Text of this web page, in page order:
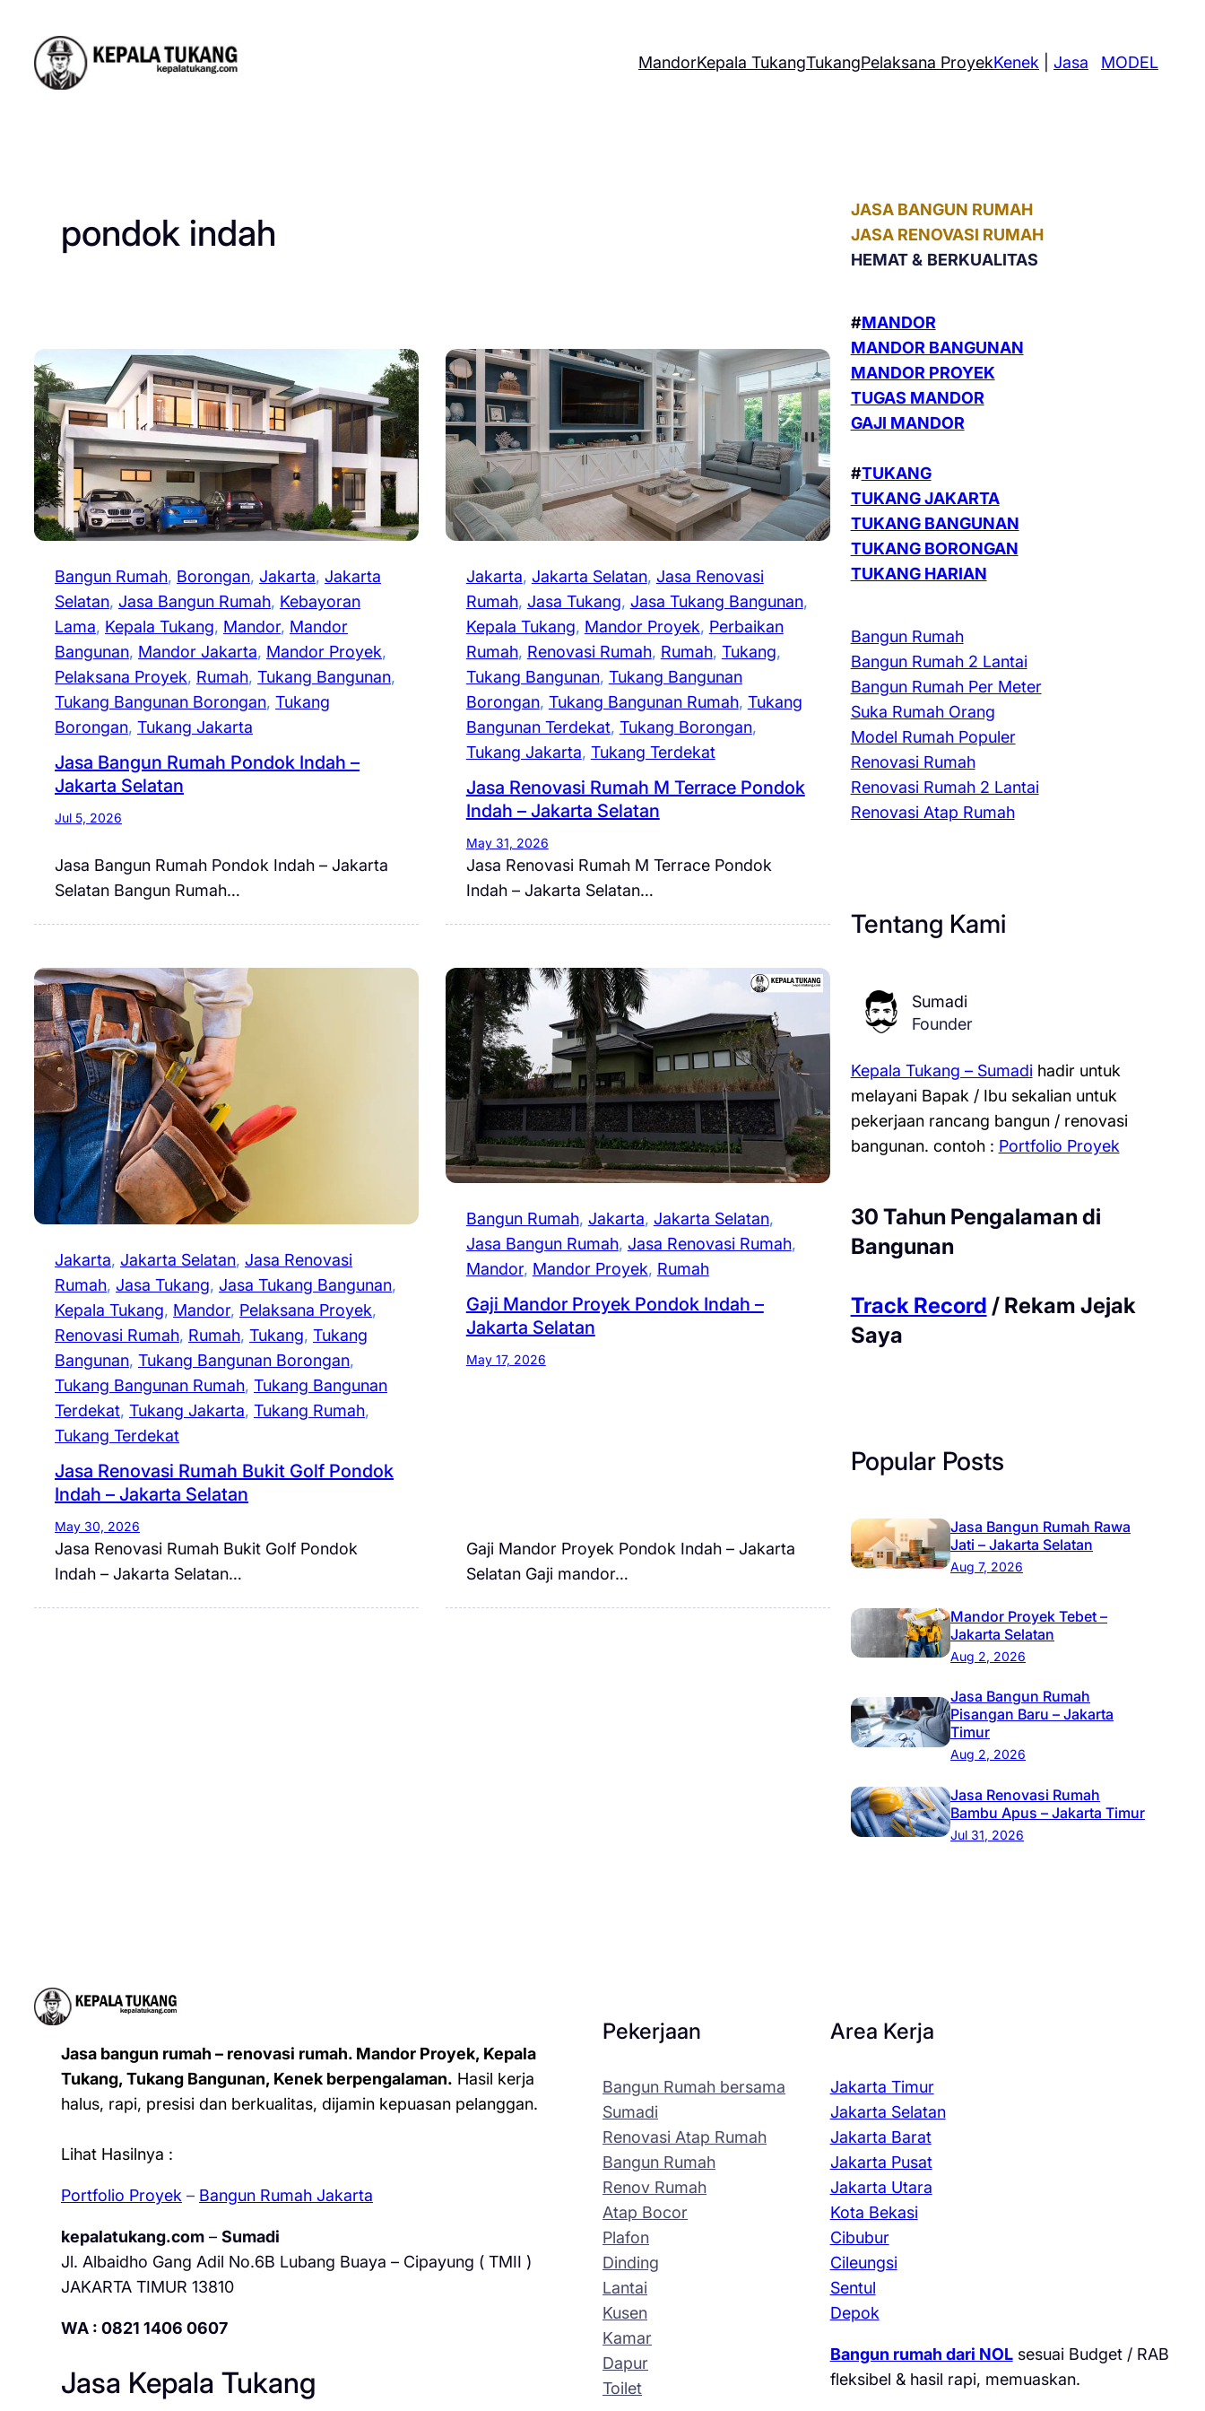
content
MandorKepala TukangTukangPelaksana ProyekKenek |Jasa MODEL
pondok indah
Bangun Rumah, Borongan, Jakarta, Jakarta
Selatan, Jasa Bangun Rumah, Kebayoran
Lama, Kepala Tukang, Mandor, Mandor
Bangunan, Mandor Jakarta, Mandor Proyek
Pelaksana Proyek, Rumah, Tukang Bangunan
Tukang Bangunan Borongan, Tukang
Borongan, Tukang Jakarta
Jasa Bangun Rumah Pondok Indah –
Jakarta Selatan
Jul 5, 2026
Jasa Bangun Rumah Pondok Indah – Jakarta
Selatan Bangun Rumah…
Jakarta, Jakarta Selatan, Jasa Renovasi
Rumah, Jasa Tukang, Jasa Tukang Bangunan
Kepala Tukang, Mandor Proyek, Perbaikan
Rumah, Renovasi Rumah, Rumah, Tukang
Tukang Bangunan, Tukang Bangunan
Borongan, Tukang Bangunan Rumah, Tukang
Bangunan Terdekat, Tukang Borongan
Tukang Jakarta, Tukang Terdekat
Jasa Renovasi Rumah M Terrace Pondok
Indah – Jakarta Selatan
May 31, 2026
Jasa Renovasi Rumah M Terrace Pondok
Indah – Jakarta Selatan…
Jakarta, Jakarta Selatan, Jasa Renovasi
Rumah, Jasa Tukang, Jasa Tukang Bangunan
Kepala Tukang, Mandor, Pelaksana Proyek
Renovasi Rumah, Rumah, Tukang, Tukang
Bangunan, Tukang Bangunan Borongan
Tukang Bangunan Rumah, Tukang Bangunan
Terdekat, Tukang Jakarta, Tukang Rumah
Tukang Terdekat
Jasa Renovasi Rumah Bukit Golf Pondok
Indah – Jakarta Selatan
May 30, 2026
Jasa Renovasi Rumah Bukit Golf Pondok
Indah – Jakarta Selatan…
Bangun Rumah, Jakarta, Jakarta Selatan
Jasa Bangun Rumah, Jasa Renovasi Rumah
Mandor, Mandor Proyek, Rumah
Gaji Mandor Proyek Pondok Indah –
Jakarta Selatan
May 17, 2026
Gaji Mandor Proyek Pondok Indah – Jakarta
Selatan Gaji mandor…
JASA BANGUN RUMAH
JASA RENOVASI RUMAH
HEMAT & BERKUALITAS
#MANDOR
MANDOR BANGUNAN
MANDOR PROYEK
TUGAS MANDOR
GAJI MANDOR
#TUKANG
TUKANG JAKARTA
TUKANG BANGUNAN
TUKANG BORONGAN
TUKANG HARIAN
Bangun Rumah
Bangun Rumah 2 Lantai
Bangun Rumah Per Meter
Suka Rumah Orang
Model Rumah Populer
Renovasi Rumah
Renovasi Rumah 2 Lantai
Renovasi Atap Rumah
Tentang Kami
Sumadi
Founder
Kepala Tukang – Sumadihadir untuk
melayani Bapak / Ibu sekalian untuk
pekerjaan rancang bangun / renovasi
bangunan. contoh : Portfolio Proyek
30 Tahun Pengalaman di
Bangunan
Track Record / Rekam Jejak
Saya
Popular Posts
Jasa Bangun Rumah Rawa
Jati – Jakarta Selatan
Aug 7, 2026
Mandor Proyek Tebet –
Jakarta Selatan
Aug 2, 2026
Jasa Bangun Rumah
Pisangan Baru – Jakarta
Timur
Aug 2, 2026
Jasa Renovasi Rumah
Bambu Apus – Jakarta Timur
Jul 31, 2026
Jasa bangun rumah – renovasi rumah. Mandor Proyek, Kepala
Tukang, Tukang Bangunan, Kenek berpengalaman. Hasil kerja
halus, rapi, presisi dan berkualitas, dijamin kepuasan pelanggan.
Lihat Hasilnya :
Portfolio Proyek – Bangun Rumah Jakarta
kepalatukang.com– Sumadi
Jl. Albaidho Gang Adil No.6B Lubang Buaya – Cipayung ( TMII )
JAKARTA TIMUR 13810
WA : 0821 1406 0607
Jasa Kepala Tukang
Pekerjaan
Bangun Rumah bersama
Sumadi
Renovasi Atap Rumah
Bangun Rumah
Renov Rumah
Atap Bocor
Plafon
Dinding
Lantai
Kusen
Kamar
Dapur
Toilet
Area Kerja
Jakarta Timur
Jakarta Selatan
Jakarta Barat
Jakarta Pusat
Jakarta Utara
Kota Bekasi
Cibubur
Cileungsi
Sentul
Depok
Bangun rumah dari NOLsesuai Budget / RAB
fleksibel & hasil rapi, memuaskan.